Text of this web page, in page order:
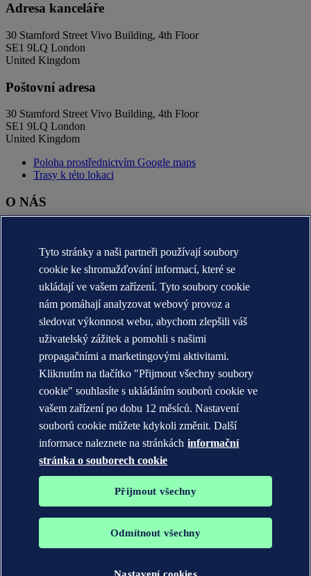
Adresa kanceláře
30 Stamford Street Vivo Building, 4th Floor
SE1 9LQ London
United Kingdom
Poštovní adresa
30 Stamford Street Vivo Building, 4th Floor
SE1 9LQ London
United Kingdom
Poloha prostřednictvím Google maps
Trasy k této lokaci
O NÁS
Stručná historie (globální)
Annual reports
KONTAKT:
Seznamte se s týmem DNV
Prohlášení o ochraně soukromí
Podmínky použití
Copyright © DNV AS 2026
Informace o cookies
Ochranné známky DNV GL®, DNV®, The Horizon Graphic a Det
Veritas. Všechna práva vyhrazena.
Tyto stránky a naši partneři používají soubory
cookie ke shromažďování informací, které se
ukládají ve vašem zařízení. Tyto soubory cookie
nám pomáhají analyzovat webový provoz a
sledovat výkonnost webu, abychom zlepšili váš
uživatelský zážitek a pomohli s našimi
propagačními a marketingovými aktivitami.
Kliknutím na tlačítko "Přijmout všechny soubory
cookie" souhlasíte s ukládáním souborů cookie ve
vašem zařízení po dobu 12 měsíců. Nastavení
souborů cookie můžete kdykoli změnit. Další
informace naleznete na stránkách informační
stránka o souborech cookie
Přijmout všechny
Odmítnout všechny